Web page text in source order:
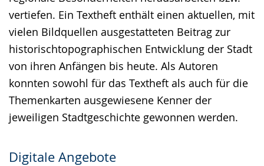
vertiefen. Ein Textheft enthält einen aktuellen, mit
vielen Bildquellen ausgestatteten Beitrag zur
historischtopographischen Entwicklung der Stadt
von ihren Anfängen bis heute. Als Autoren
konnten sowohl für das Textheft als auch für die
Themenkarten ausgewiesene Kenner der
jeweiligen Stadtgeschichte gewonnen werden.
Digitale Angebote